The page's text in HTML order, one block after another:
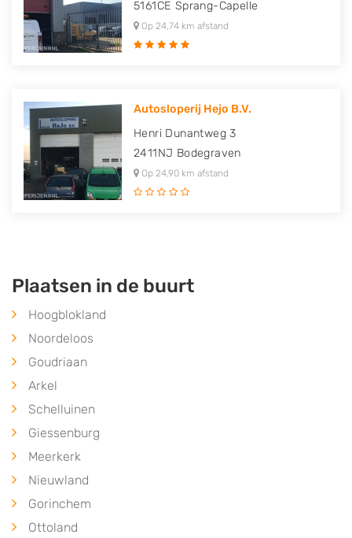
5161CE Sprang-Capelle
Op 24,74 km afstand
Autosloperij Hejo B.V.
Henri Dunantweg 3
2411NJ Bodegraven
Op 24,90 km afstand
Plaatsen in de buurt
Hoogblokland
Noordeloos
Goudriaan
Arkel
Schelluinen
Giessenburg
Meerkerk
Nieuwland
Gorinchem
Ottoland